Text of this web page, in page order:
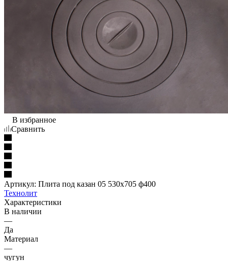
В избранное
Сравнить
Артикул: Плита под казан 05 530х705 ф400
Технолит
Характеристики
В наличии
—
Да
Материал
—
чугун